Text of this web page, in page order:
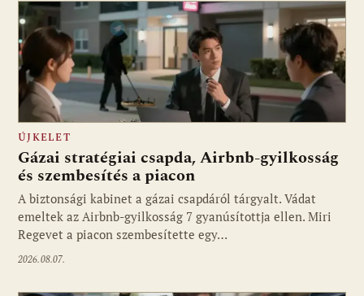
ÚJKELET
Gázai stratégiai csapda, Airbnb-gyilkosság
és szembesítés a piacon
A biztonsági kabinet a gázai csapdáról tárgyalt. Vádat
emeltek az Airbnb-gyilkosság 7 gyanúsítottja ellen. Miri
Regevet a piacon szembesítette egy…
2026.08.07.